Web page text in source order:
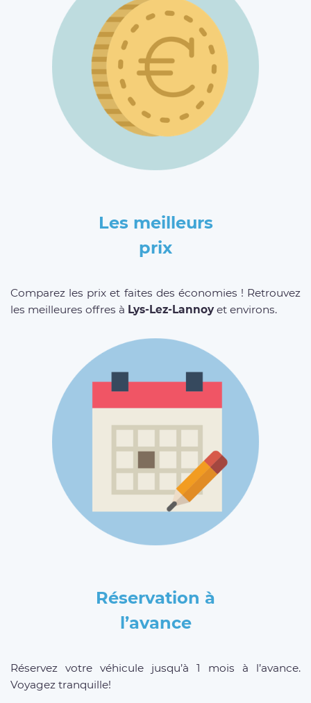
Les meilleurs
prix
Comparez les prix et faites des économies ! Retrouvez
les meilleures offres à Lys-Lez-Lannoyet environs.
Réservation à
l’avance
Réservez votre véhicule jusqu’à 1 mois à l’avance.
Voyagez tranquille!